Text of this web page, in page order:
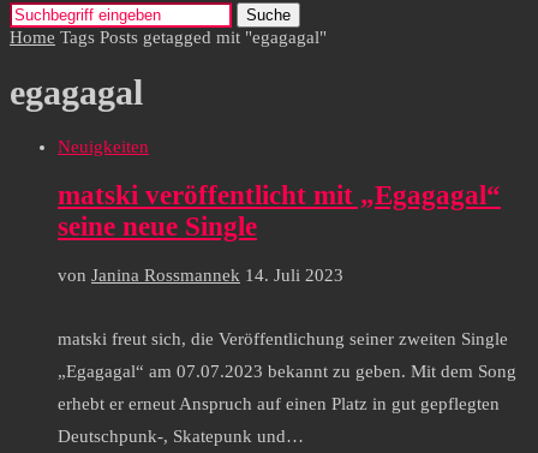
Suche
Home Tags Posts getagged mit "egagagal"
egagagal
Neuigkeiten
matski veröffentlicht mit „Egagagal“
seine neue Single
von Janina Rossmannek 14. Juli 2023
matski freut sich, die Veröffentlichung seiner zweiten Single
„Egagagal“ am 07.07.2023 bekannt zu geben. Mit dem Song
erhebt er erneut Anspruch auf einen Platz in gut gepflegten
Deutschpunk-, Skatepunk und…